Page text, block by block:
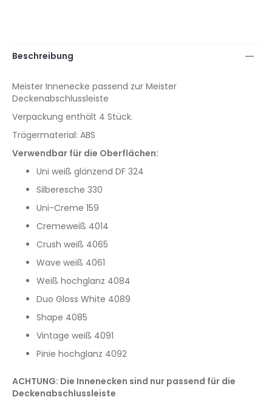
Beschreibung
Meister Innenecke passend zur Meister
Deckenabschlussleiste
Verpackung enthält 4 Stück.
Trägermaterial: ABS
Verwendbar für die Oberflächen:
Uni weiß glänzend DF 324
Silberesche 330
Uni-Creme 159
Cremeweiß 4014
Crush weiß 4065
Wave weiß 4061
Weiß hochglanz 4084
Duo Gloss White 4089
Shape 4085
Vintage weiß 4091
Pinie hochglanz 4092
ACHTUNG: Die Innenecken sind nur passend für die
Deckenabschlussleiste